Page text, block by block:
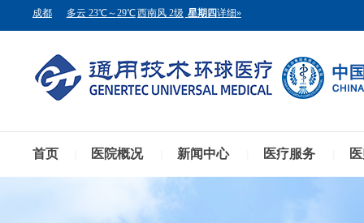
首页 医院概况 新闻中心 医疗服务